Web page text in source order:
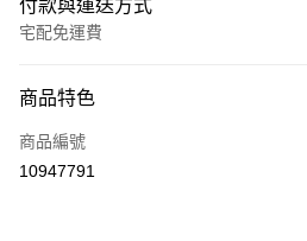
付款與運送方式
宅配免運費
信用卡一次付款
Apple Pay
商品特色
商品編號
10947791